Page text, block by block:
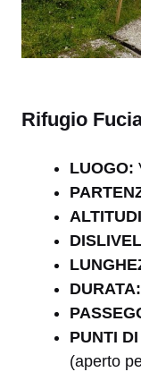
Rifugio
LUOGO:
DURATA:
PUNTI
(aperto